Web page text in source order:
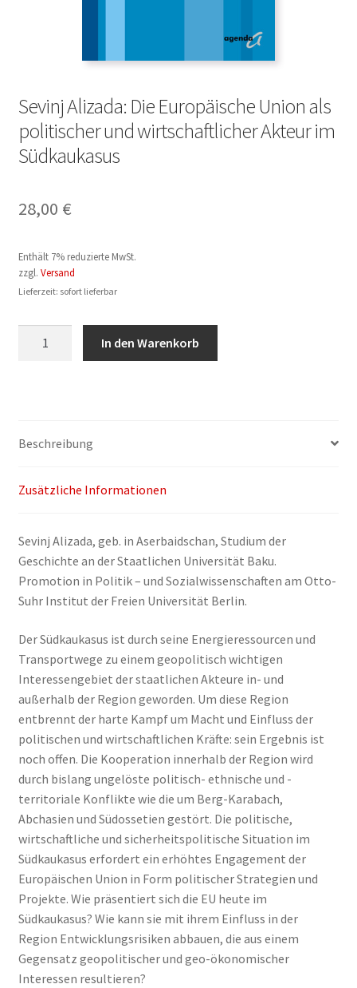
Sevinj Alizada: Die Europäische Union als
politischer und wirtschaftlicher Akteur im
Südkaukasus
28,00 €
Enthält 7% reduzierte MwSt.
zzgl. Versand
Lieferzeit: sofort lieferbar
wirtschaftlicher
im
Südkaukasus
Menge
In den Warenkorb
Beschreibung
Zusätzliche Informationen
Sevinj Alizada, geb. in Aserbaidschan, Studium der
Geschichte an der Staatlichen Universität Baku.
Promotion in Politik – und Sozialwissenschaften am Otto-
Suhr Institut der Freien Universität Berlin.
Der Südkaukasus ist durch seine Energieressourcen und
Transportwege zu einem geopolitisch wichtigen
Interessengebiet der staatlichen Akteure in- und
außerhalb der Region geworden. Um diese Region
entbrennt der harte Kampf um Macht und Einfluss der
politischen und wirtschaftlichen Kräfte: sein Ergebnis ist
noch offen. Die Kooperation innerhalb der Region wird
durch bislang ungelöste politisch- ethnische und -
territoriale Konflikte wie die um Berg-Karabach,
Abchasien und Südossetien gestört. Die politische,
wirtschaftliche und sicherheitspolitische Situation im
Südkaukasus erfordert ein erhöhtes Engagement der
Europäischen Union in Form politischer Strategien und
Projekte. Wie präsentiert sich die EU heute im
Südkaukasus? Wie kann sie mit ihrem Einfluss in der
Region Entwicklungsrisiken abbauen, die aus einem
Gegensatz geopolitischer und geo-ökonomischer
Interessen resultieren?